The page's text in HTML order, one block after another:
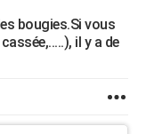
bougies.Si vous
il y a de